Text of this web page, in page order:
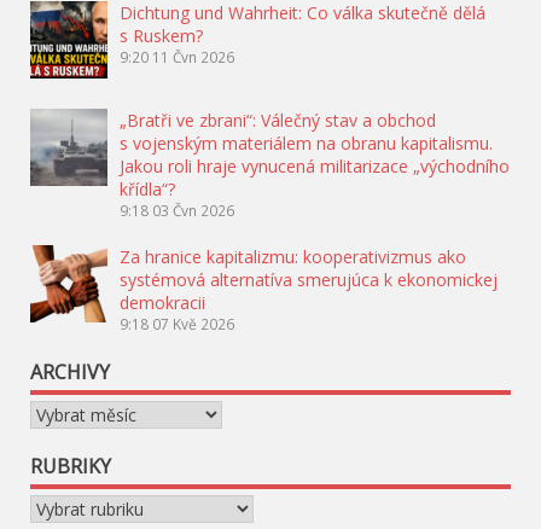
Dichtung und Wahrheit: Co válka skutečně dělá
s Ruskem?
9:20 11 Čvn 2026
„Bratři ve zbrani“: Válečný stav a obchod
s vojenským materiálem na obranu kapitalismu.
Jakou roli hraje vynucená militarizace „východního
křídla“?
9:18 03 Čvn 2026
Za hranice kapitalizmu: kooperativizmus ako
systémová alternatíva smerujúca k ekonomickej
demokracii
9:18 07 Kvě 2026
ARCHIVY
Archivy
RUBRIKY
Rubriky